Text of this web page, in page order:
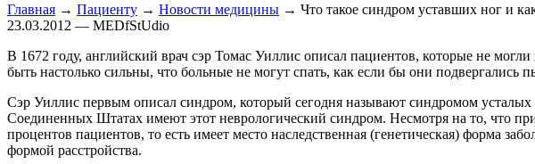
Главная → Пациенту → Новости медицины → Что такое синдром уставших ног и
23.03.2012 — MEDfStUdio
В 1672 году, английский врач сэр Томас Уиллис описал пациентов, которые не
быть настолько сильны, что больные не могут спать, как если бы они подвергались
Сэр Уиллис первым описал синдром, который сегодня называют синдромом
Соединенных Штатах имеют этот неврологический синдром. Несмотря на то, что
процентов пациентов, то есть имеет место наследственная (генетическая) форма
формой расстройства.